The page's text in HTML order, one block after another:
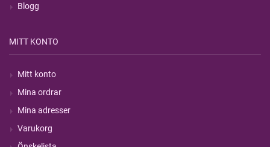
Blogg
MITT KONTO
Mitt konto
Mina ordrar
Mina adresser
Varukorg